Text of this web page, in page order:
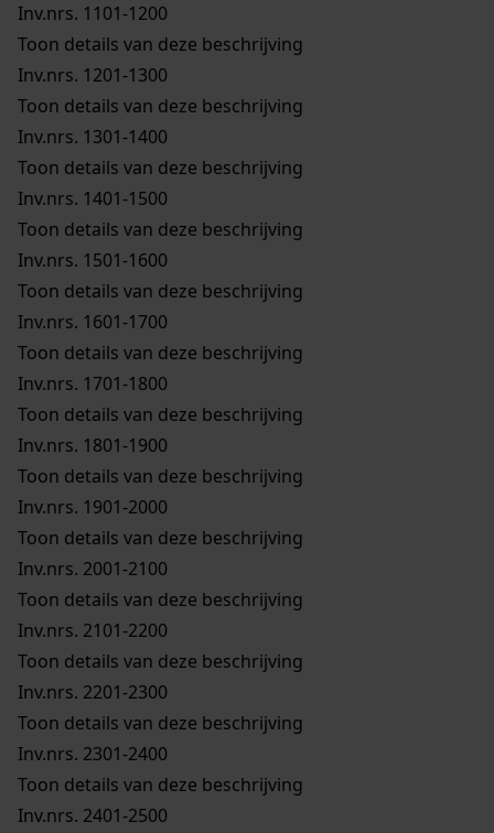
Inv.nrs. 1101-1200
Toon details van deze beschrijving
Inv.nrs. 1201-1300
Toon details van deze beschrijving
Inv.nrs. 1301-1400
Toon details van deze beschrijving
Inv.nrs. 1401-1500
Toon details van deze beschrijving
Inv.nrs. 1501-1600
Toon details van deze beschrijving
Inv.nrs. 1601-1700
Toon details van deze beschrijving
Inv.nrs. 1701-1800
Toon details van deze beschrijving
Inv.nrs. 1801-1900
Toon details van deze beschrijving
Inv.nrs. 1901-2000
Toon details van deze beschrijving
Inv.nrs. 2001-2100
Toon details van deze beschrijving
Inv.nrs. 2101-2200
Toon details van deze beschrijving
Inv.nrs. 2201-2300
Toon details van deze beschrijving
Inv.nrs. 2301-2400
Toon details van deze beschrijving
Inv.nrs. 2401-2500